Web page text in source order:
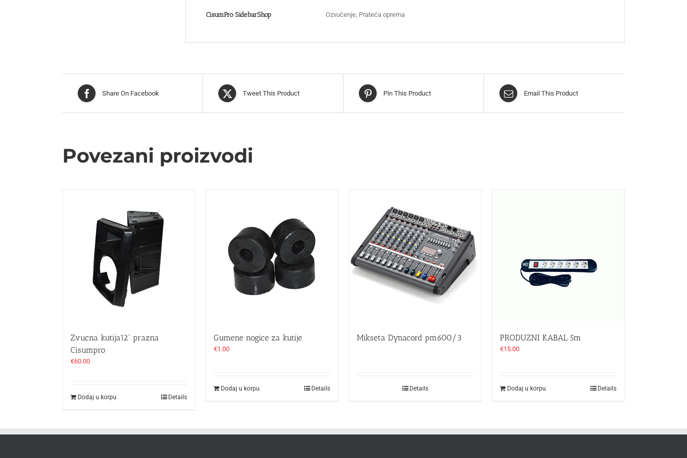
CisumPro SidebarShop Ozvučenje, Prateća oprema
Share On Facebook Tweet This Product Pin This Product Email This Product
Povezani proizvodi
Zvucna kutija12“ prazna
Cisumpro
€60.00
Dodaj u korpu Details
Gumene nogice za kutije
€1.00
Dodaj u korpu Details
Mikseta Dynacord pm600/3
Details
PRODUZNI KABAL 5m
€15.00
Dodaj u korpu Details